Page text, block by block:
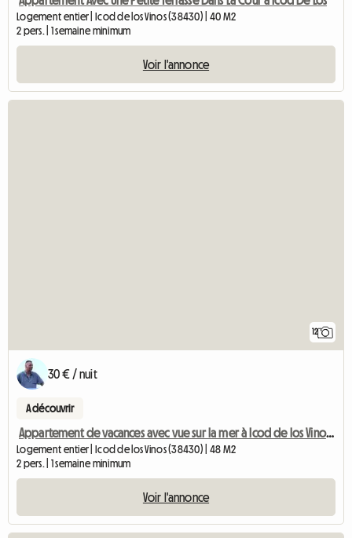
Logement entier | Icod de los Vinos (38430) | 40 M2
2 pers. | 1 semaine minimum
Voir l'annonce
12
30 € / nuit
A découvrir
Appartement de vacances avec vue sur la mer à Icod de los Vinos, Tenerife
Logement entier | Icod de los Vinos (38430) | 48 M2
2 pers. | 1 semaine minimum
Voir l'annonce